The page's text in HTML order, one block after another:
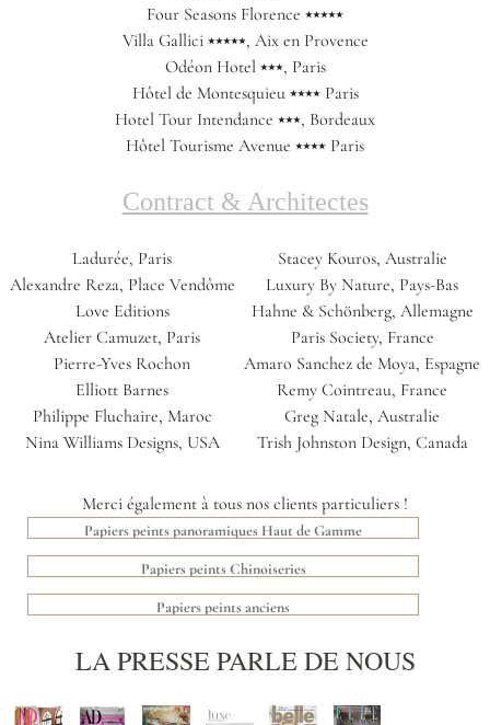
Four Seasons Florence ⭑⭑⭑⭑⭑
Villa Gallici ⭑⭑⭑⭑⭑, Aix en Provence
Odéon Hotel ⭑⭑⭑, Paris
Hôtel de Montesquieu ⭑⭑⭑⭑ Paris
Hotel Tour Intendance ⭑⭑⭑, Bordeaux
Hôtel Tourisme Avenue ⭑⭑⭑⭑ Paris
Contract & Architectes
Ladurée, Paris
Alexandre Reza, Place Vendôme
Love Editions
Atelier Camuzet, Paris
Pierre-Yves Rochon
Elliott Barnes
Philippe Fluchaire, Maroc
Nina Williams Designs, USA
Stacey Kouros, Australie
Luxury By Nature, Pays-Bas
Hahne & Schönberg, Allemagne
Paris Society, France
Amaro Sanchez de Moya, Espagne
Remy Cointreau, France
Greg Natale, Australie
Trish Johnston Design, Canada
Merci également à tous nos clients particuliers !
Papiers peints panoramiques Haut de Gamme
Papiers peints Chinoiseries
Papiers peints anciens
LA PRESSE PARLE DE NOUS